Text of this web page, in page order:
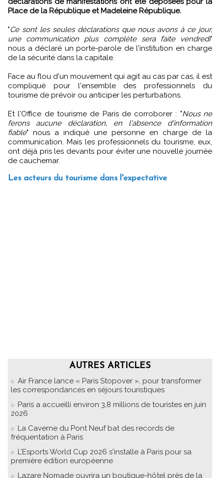
Place de la République et Madeleine République.
"Ce sont les seules déclarations que nous avons à ce jour,
une communication plus complète sera faite vendredi"
nous a déclaré un porte-parole de l'institution en charge
de la sécurité dans la capitale.
Face au flou d'un mouvement qui agit au cas par cas, il est
compliqué pour l'ensemble des professionnels du
tourisme de prévoir ou anticiper les perturbations.
Et l'Office de tourisme de Paris de corroborer : "Nous ne
ferons aucune déclaration, en l'absence d'information
fiable" nous a indiqué une personne en charge de la
communication. Mais les professionnels du tourisme, eux,
ont déjà pris les devants pour éviter une nouvelle journée
de cauchemar.
Les acteurs du tourisme dans l'expectative
AUTRES ARTICLES
Air France lance « Paris Stopover », pour transformer
les correspondances en séjours touristiques
Paris a accueilli environ 3,8 millions de touristes en juin
2026
La Caverne du Pont Neuf bat des records de
fréquentation à Paris
L’Esports World Cup 2026 s'installe à Paris pour sa
première édition européenne
Lazare Nomade ouvrira un boutique-hôtel près de la